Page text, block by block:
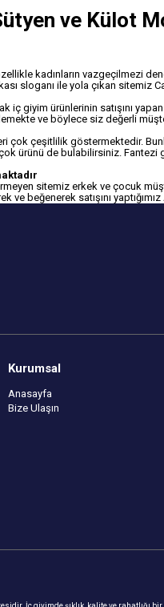
ve Külot
kadınların vazgeçilmezi
sloganı ile yola çıkan sitemiz
giyim ürünlerinin satışını
ve böylece siz değerli
çeşitlilik göstermektedir.
ürünü de bulabilirsiniz. Fantezi
sitemiz erkek ve çocuk
beğenerek satışını
Kurumsal
Anasayfa
Bize Ulaşın